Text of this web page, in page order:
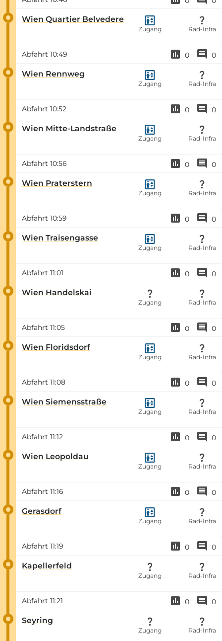
Wien Quartier Belvedere
Zugang Rad-Infra
Abfahrt 10:49 0 0
Wien Rennweg
Zugang Rad-Infra
Abfahrt 10:52 0 0
Wien Mitte-Landstraße
Zugang Rad-Infra
Abfahrt 10:56 0 0
Wien Praterstern
Zugang Rad-Infra
Abfahrt 10:59 0 0
Wien Traisengasse
Zugang Rad-Infra
Abfahrt 11:01 0 0
Wien Handelskai
Zugang Rad-Infra
Abfahrt 11:05 0 0
Wien Floridsdorf
Zugang Rad-Infra
Abfahrt 11:08 0 0
Wien Siemensstraße
Zugang Rad-Infra
Abfahrt 11:12 0 0
Wien Leopoldau
Zugang Rad-Infra
Abfahrt 11:16 0 0
Gerasdorf
Zugang Rad-Infra
Abfahrt 11:19 0 0
Kapellerfeld
Zugang Rad-Infra
Abfahrt 11:21 0 0
Seyring
Zugang Rad-Infra